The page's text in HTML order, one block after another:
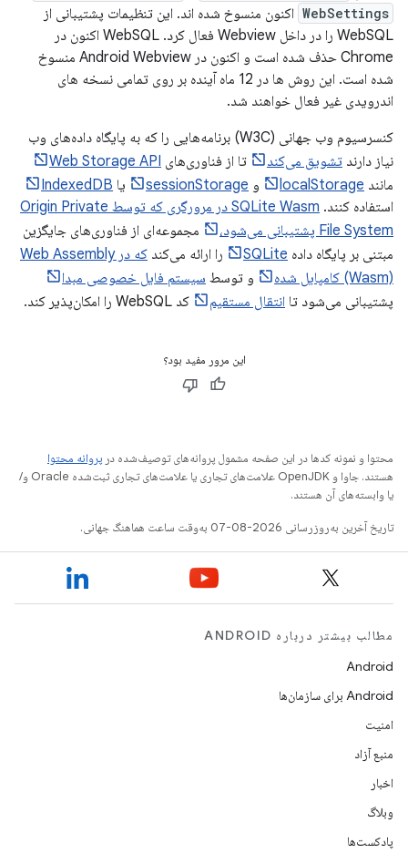
WebSettings اکنون منسوخ شده اند. این تنظیمات پشتیبانی از
WebSQL را در داخل Webview فعال کرد. WebSQL اکنون در
Chrome حذف شده است و اکنون در Android Webview منسوخ
شده است. این روش ها در 12 ماه آینده بر روی تمامی نسخه های
اندرویدی غیر فعال خواهند شد.
کنسرسیوم وب جهانی (W3C) برنامه‌هایی را که به پایگاه داده‌های وب
نیاز دارند تشویق می‌کند تا از فناوری‌های Web Storage API
مانند localStorage و sessionStorage یا IndexedDB
استفاده کنند.
SQLite Wasm در مرورگری که توسط Origin Private
File System پشتیبانی می‌شود،
مجموعه‌ای از فناوری‌های جایگزین
مبتنی بر پایگاه داده SQLite را ارائه می‌کند
که در Web Assembly
(Wasm) کامپایل شده
و توسط سیستم فایل خصوصی مبدا
پشتیبانی می‌شود تا انتقال مستقیم کد WebSQL را امکان‌پذیر کند.
این مرور مفید بود؟
محتوا و نمونه کدها در این صفحه مشمول پروانه‌های توصیف‌شده در پروانه محتوا
هستند. جاوا و OpenJDK علامت‌های تجاری یا علامت‌های تجاری ثبت‌شده Oracle و/
یا وابسته‌های آن هستند.
تاریخ آخرین به‌روزرسانی 2026-08-07 به‌وقت ساعت هماهنگ جهانی.
مطالب بیشتر درباره ANDROID
Android
Android برای سازمان‌ها
امنیت
منبع آزاد
اخبار
وبلاگ
پادکست‌ها